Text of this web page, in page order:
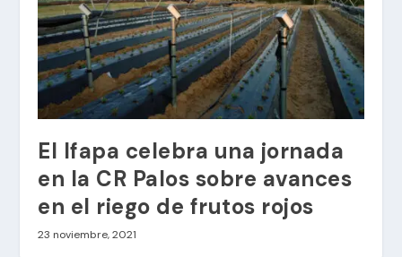
El Ifapa celebra una jornada
en la CR Palos sobre avances
en el riego de frutos rojos
23 noviembre, 2021